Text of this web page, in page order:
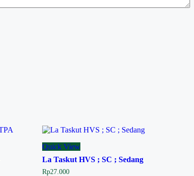
Quick View
La Taskut HVS ; SC ; Sedang
Rp27.000